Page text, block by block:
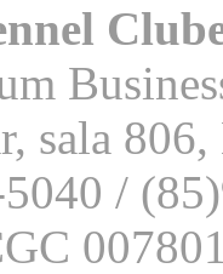
sala
/